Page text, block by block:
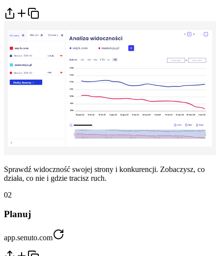
Sprawdź widoczność swojej strony i konkurencji. Zobaczysz, co
działa, co nie i gdzie tracisz ruch.
02
Planuj
app.senuto.com